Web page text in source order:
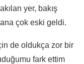
yer, bakış
çok eski geldi.
de oldukça zor bir
fark ettim